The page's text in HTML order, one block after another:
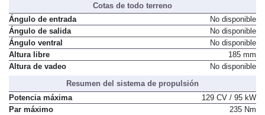
Cotas de todo terreno
Ángulo de entrada
No disponible
Ángulo de salida
No disponible
Ángulo ventral
No disponible
Altura libre
185 mm
Altura de vadeo
No disponible
Resumen del sistema de propulsión
Potencia máxima
129 CV / 95 kW
Par máximo
235 Nm